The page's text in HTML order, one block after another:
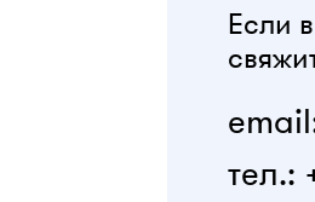
Если
тел.: